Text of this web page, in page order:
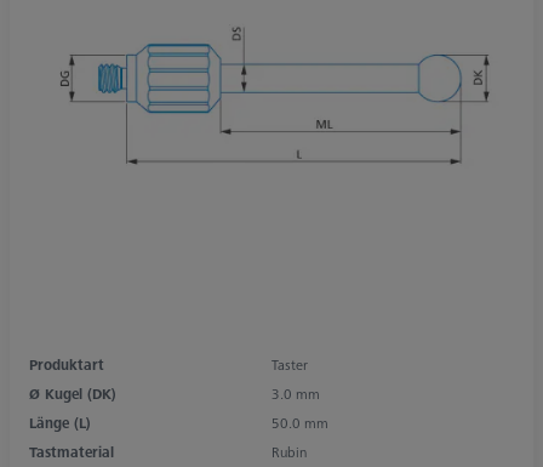
Produktart
Taster
Ø Kugel (DK)
3.0 mm
Länge (L)
50.0 mm
Tastmaterial
Rubin